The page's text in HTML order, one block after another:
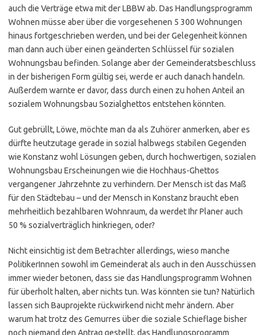
auch die Verträge etwa mit der LBBW ab. Das Handlungsprogramm
Wohnen müsse aber über die vorgesehenen 5 300 Wohnungen
hinaus fortgeschrieben werden, und bei der Gelegenheit können
man dann auch über einen geänderten Schlüssel für sozialen
Wohnungsbau befinden. Solange aber der Gemeinderatsbeschluss
in der bisherigen Form gültig sei, werde er auch danach handeln.
Außerdem warnte er davor, dass durch einen zu hohen Anteil an
sozialem Wohnungsbau Sozialghettos entstehen könnten.
Gut gebrüllt, Löwe, möchte man da als Zuhörer anmerken, aber es
dürfte heutzutage gerade in sozial halbwegs stabilen Gegenden
wie Konstanz wohl Lösungen geben, durch hochwertigen, sozialen
Wohnungsbau Erscheinungen wie die Hochhaus-Ghettos
vergangener Jahrzehnte zu verhindern. Der Mensch ist das Maß
für den Städtebau – und der Mensch in Konstanz braucht eben
mehrheitlich bezahlbaren Wohnraum, da werdet Ihr Planer auch
50 % sozialverträglich hinkriegen, oder?
Nicht einsichtig ist dem Betrachter allerdings, wieso manche
PolitikerInnen sowohl im Gemeinderat als auch in den Ausschüssen
immer wieder betonen, dass sie das Handlungsprogramm Wohnen
für überholt halten, aber nichts tun. Was könnten sie tun? Natürlich
lassen sich Bauprojekte rückwirkend nicht mehr ändern. Aber
warum hat trotz des Gemurres über die soziale Schieflage bisher
noch niemand den Antrag gestellt, das Handlungsprogramm